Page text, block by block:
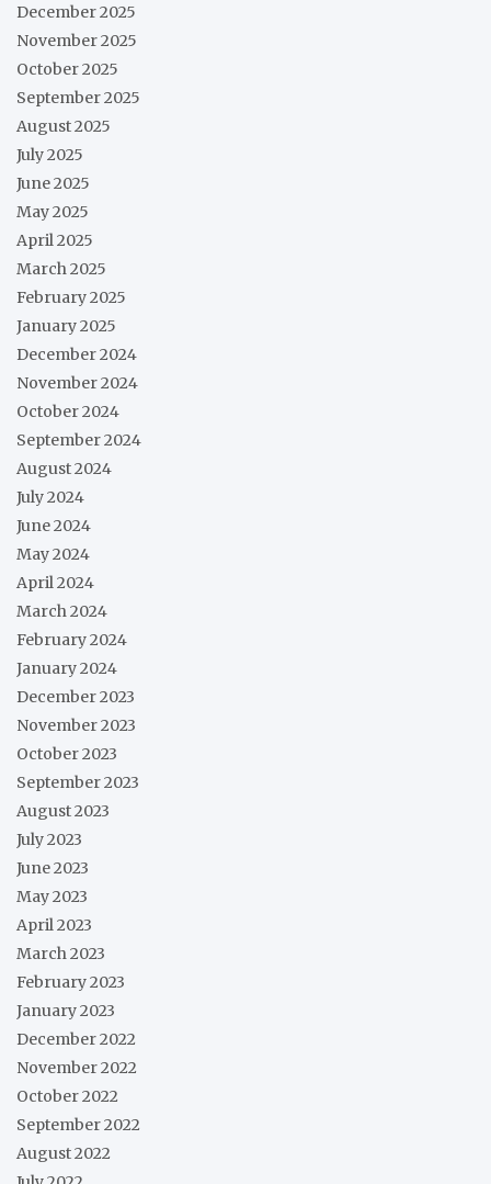
December 2025
November 2025
October 2025
September 2025
August 2025
July 2025
June 2025
May 2025
April 2025
March 2025
February 2025
January 2025
December 2024
November 2024
October 2024
September 2024
August 2024
July 2024
June 2024
May 2024
April 2024
March 2024
February 2024
January 2024
December 2023
November 2023
October 2023
September 2023
August 2023
July 2023
June 2023
May 2023
April 2023
March 2023
February 2023
January 2023
December 2022
November 2022
October 2022
September 2022
August 2022